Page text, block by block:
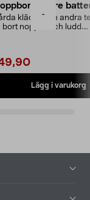
-
kläder och andra
bort noppor och ludd.
Lägg i varukorg